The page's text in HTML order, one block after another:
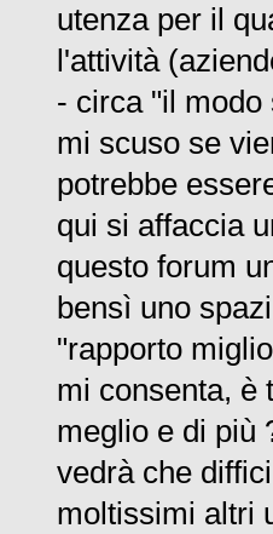
utenza per il
l'attività
- circa "il modo
mi scuso se
potrebbe
qui si affaccia
questo forum
bensì uno
"rapporto
mi consenta, è
meglio e di più
vedrà che
moltissimi altri